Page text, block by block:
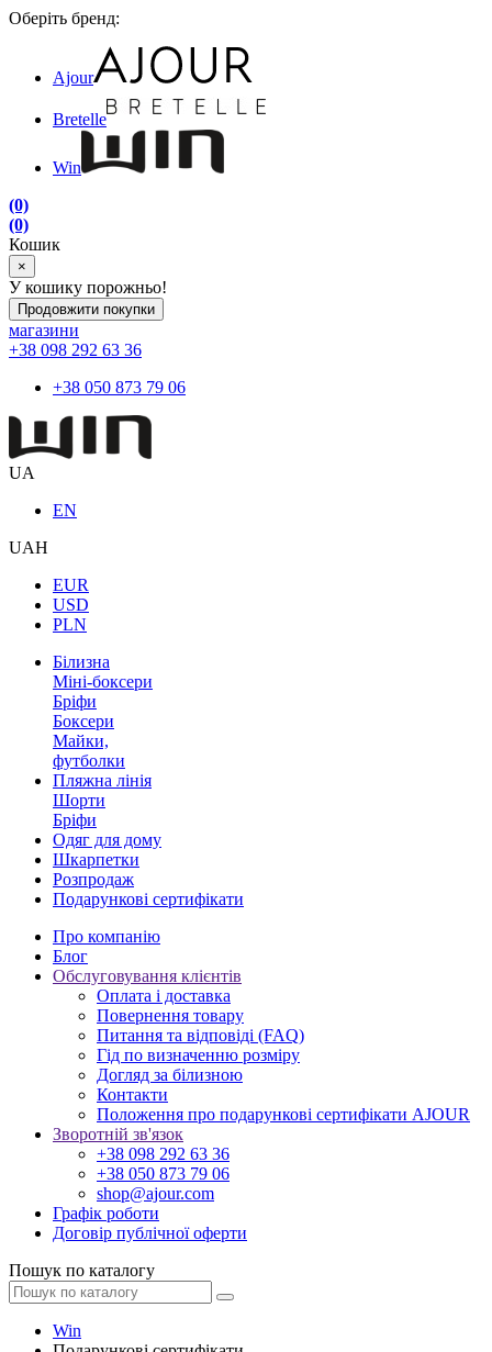
Оберіть бренд:
Ajour
Bretelle
Win
(0)
(0)
Кошик
×
У кошику порожньо!
Продовжити покупки
магазини
+38 098 292 63 36
+38 050 873 79 06
UA
EN
UAH
EUR
USD
PLN
Білизна
Міні-боксери
Бріфи
Боксери
Майки,
футболки
Пляжна лінія
Шорти
Бріфи
Одяг для дому
Шкарпетки
Розпродаж
Подарункові сертифікати
Про компанію
Блог
Обслуговування клієнтів
Оплата і доставка
Повернення товару
Питання та відповіді (FAQ)
Гід по визначенню розміру
Догляд за білизною
Контакти
Положення про подарункові сертифікати AJOUR
Зворотній зв'язок
+38 098 292 63 36
+38 050 873 79 06
shop@ajour.com
Графік роботи
Договір публічної оферти
Пошук по каталогу
Win